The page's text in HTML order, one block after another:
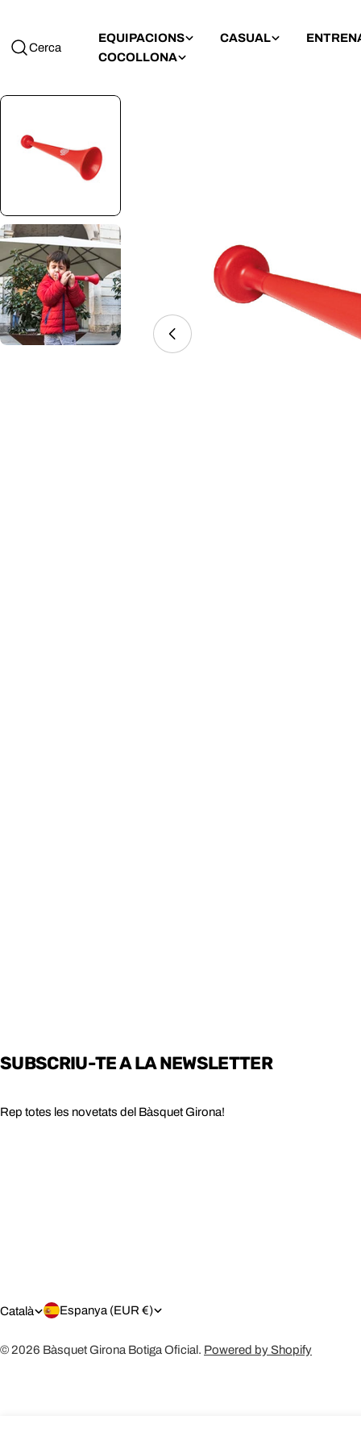
Cerca
EQUIPACIONS CASUAL
COCOLLONA
SUBSCRIU-TE A LA NEWSLETTER
Rep totes les novetats del Bàsquet Girona!
I
D
Català
P
A
Espanya (EUR €)
© 2026 Bàsquet Girona Botiga Oficial. Powered by Shopify